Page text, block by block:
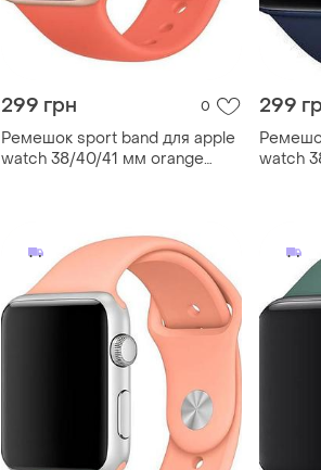
299 грн 0
Ремешок sport band для apple
watch 38/40/41 мм orange
299
watch